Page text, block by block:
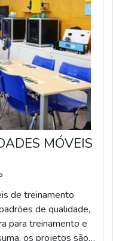
MÓVEIS
de treinamento
de qualidade,
para treinamento e
os projetos são